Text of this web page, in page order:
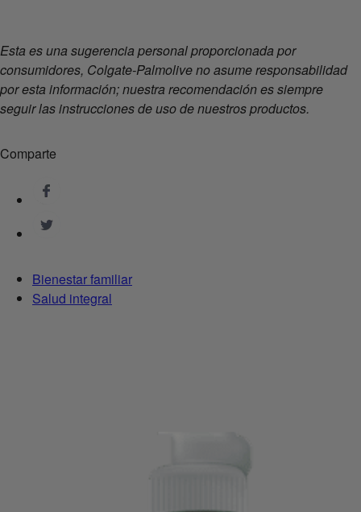
Esta es una sugerencia personal proporcionada por
consumidores, Colgate-Palmolive no asume responsabilidad
por esta información; nuestra recomendación es siempre
seguir las instrucciones de uso de nuestros productos.
Comparte
Bienestar familiar
Salud integral